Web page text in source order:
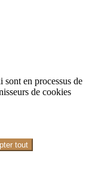
sont en processus de
de cookies
tout